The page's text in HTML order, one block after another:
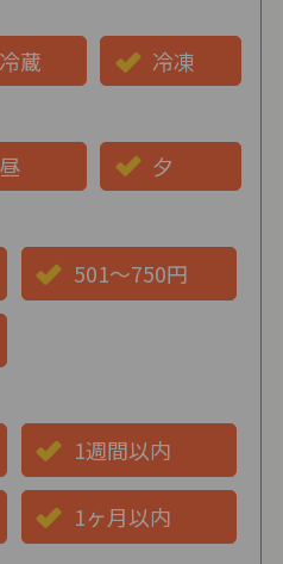
冷蔵
冷凍
昼
夕
501～750円
1週間以内
1ヶ月以内